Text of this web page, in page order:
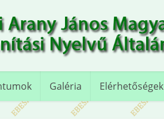
Galéria Elérhetőségek